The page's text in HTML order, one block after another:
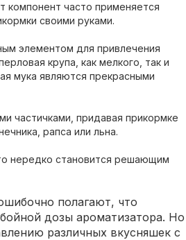
часто применяется
своими руками.
элементом для привлечения
крупа, как мелкого, так и
мука являются прекрасными
частичками, придавая прикормке
рапса или льна.
нередко становится решающим
полагают, что
дозы ароматизатора. Но
различных вкусняшек с